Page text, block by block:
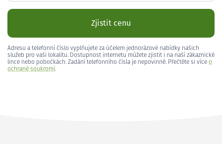
Zjistit cenu
Adresu a telefonní číslo vyplňujete za účelem jednorázové nabídky našich
služeb pro vaši lokalitu. Dostupnost internetu můžete zjistit i na naší zákaznické
lince nebo pobočkách. Zadání telefonního čísla je nepovinné. Přečtěte si více o
ochraně soukromí.